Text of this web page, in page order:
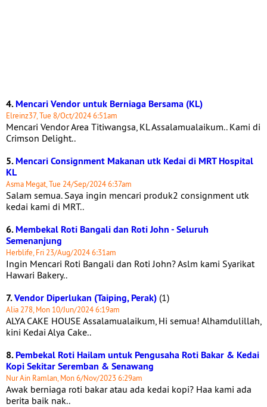
4.Mencari Vendor untuk Berniaga Bersama (KL)
Elreinz37, Tue 8/Oct/2024 6:51am
Mencari Vendor Area Titiwangsa, KL Assalamualaikum.. Kami di
Crimson Delight..
5.Mencari Consignment Makanan utk Kedai di MRT Hospital
KL
Asma Megat, Tue 24/Sep/2024 6:37am
Salam semua. Saya ingin mencari produk2 consignment utk
kedai kami di MRT..
6.Membekal Roti Bangali dan Roti John - Seluruh
Semenanjung
Herblife, Fri 23/Aug/2024 6:31am
Ingin Mencari Roti Bangali dan Roti John? Aslm kami Syarikat
Hawari Bakery..
7.Vendor Diperlukan (Taiping, Perak) (1)
Alia 278, Mon 10/Jun/2024 6:19am
ALYA CAKE HOUSE Assalamualaikum, Hi semua! Alhamdulillah,
kini Kedai Alya Cake..
8.Pembekal Roti Hailam untuk Pengusaha Roti Bakar & Kedai
Kopi Sekitar Seremban & Senawang
Nur Ain Ramlan, Mon 6/Nov/2023 6:29am
Awak berniaga roti bakar atau ada kedai kopi? Haa kami ada
berita baik nak..